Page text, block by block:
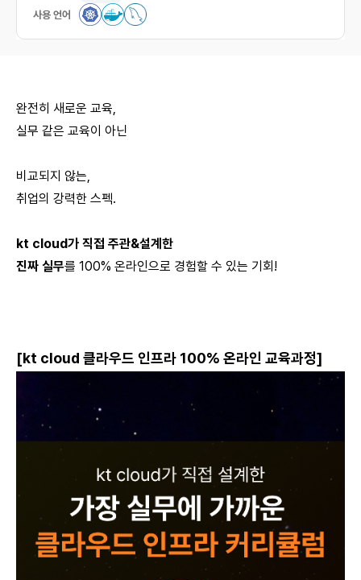
사용 언어
완전히 새로운 교육,
실무 같은 교육이 아닌
비교되지 않는,
취업의 강력한 스펙.
kt cloud가 직접 주관&설계한
진짜 실무를 100% 온라인으로 경험할 수 있는 기회!
[kt cloud 클라우드 인프라 100% 온라인 교육과정]